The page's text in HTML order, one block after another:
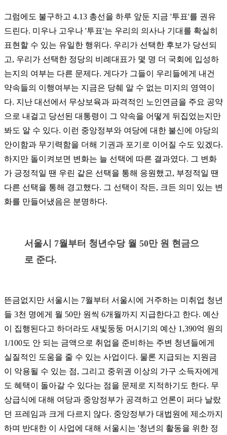
그럼에도 불구하고 4.13 총선을 하루 앞둔 지금 '투표'를 권유
드린다. 미우나 고우나 '투표'는 우리의 의사나 기대를 확실히
표현할 수 있는 유일한 행위다. 우리가 선택한 후보가 당선되
고, 우리가 선택한 정당의 비례대표가 몇 명 더 국회에 입성하
는지의 여부는 다른 문제다. 게다가 그들이 우리들에게 내건
약속들의 이행여부는 지금은 당췌 알 수 없는 미지의 영역이
다. 지난 대선에서 무상보육과 파격적인 노인연금을 주요 공약
으로 내걸고 당선된 대통령이 그 약속을 어떻게 뒤집었는지만
봐도 알 수 있다. 이런 중앙정부와 여당에 대한 불신에 야당의
안이함과 무기력함을 더해 기권과 포기로 이어질 수도 있겠다.
하지만 돌이켜보면 변화는 늘 선택에 따른 결과였다. 그 변화
가 긍정적일 땐 우린 같은 선택을 통해 응원했고, 부정적일 땐
다른 선택을 통해 경고했다. 그 선택이 작든, 크든 의미 있는 변
화를 만들어냈음은 분명하다.
서울시 7월부터 청년수당 월 50만 원 현금으
로 준다.
뜬금없지만 서울시는 7월부터 서울시에 거주하는 미취업 청년
들 3천 명에게 월 50만 원씩 6개월까지 지급한다고 한다. 예산
이 집행된다고 하더라도 새빛둥둥 머시기의 예산 1,390억 원의
1/100도 안 되는 금액으로 취업을 준비하는 주변 청년들에게
실질적인 도움을 줄 수 있는 사업이다. 물론 지급되는 지원금
이 악용될 수 있는 점, 그리고 중위권 이상의 가구 소득자에게
도 혜택이 돌아갈 수 있다는 점을 문제로 지적하기도 한다. 무
상급식에 대해 여당과 중앙정부가 공격하고 언론이 퍼다 날랐
던 프레임과 크게 다르지 않다. 중앙정부가 대법원에 제소까지
하며 반대한 이 사업에 대해 서울시는 '청년의 활동을 위한 정